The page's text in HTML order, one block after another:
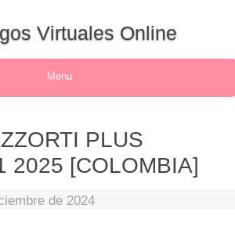
Virtuales Online
Menu
PLUS
2025 [COLOMBIA]
de 2024